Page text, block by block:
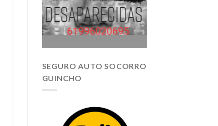
SEGURO AUTO SOCORRO
GUINCHO